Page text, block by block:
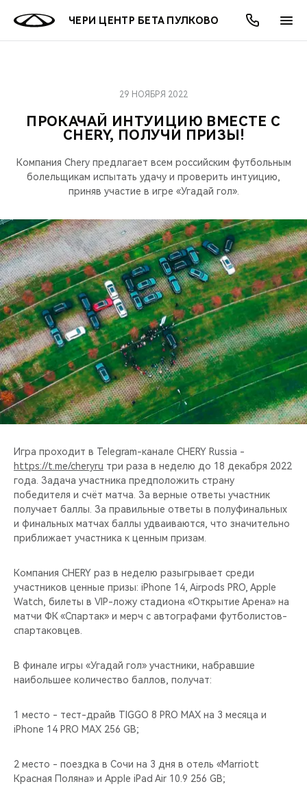
ЧЕРИ ЦЕНТР БЕТА ПУЛКОВО
МОДЕЛИ
ВСЕ МОДЕЛИ
КРОССОВЕРЫ
СЕДАНЫ
НОВИНКИ
ПОКУПАТЕЛЯМ
ВЫБОР И ПОКУПКА
КРЕДИТ И СТРАХОВАНИЕ
ВЛАДЕЛЬЦАМ
ЗАПЧАСТИ И АКСЕССУАРЫ
CHERY CONNECT
МИР CHERY
АКСЕССУАРЫ
О БРЕНДЕ
ЛЮДИ CHERY
БЛАГОТВОРИТЕЛЬНОСТЬ
CHERY REMOTE
CHERY И СПОРТ
НАШИ МЕРОПРИЯТИЯ
ВИДЕООБЗОРЫ
CHERY ДЛЯ ДЕТЕЙ
АКЦИИ
ВЫГОДЫ И АКЦИИ
ОНЛАЙН СЕРВИСЫ
ВЫБОР И ПОКУПКА
КРЕДИТ
О КОМПАНИИ
МЫ В СОЦСЕТЯХ
ПРОКАЧАЙ ИНТУИЦИЮ ВМЕСТЕ С
CHERY, ПОЛУЧИ ПРИЗЫ!
29 НОЯБРЯ 2022
Компания Chery предлагает всем российским футбольным
болельщикам испытать удачу и проверить интуицию,
приняв участие в игре «Угадай гол».
Игра проходит в Telegram-канале CHERY Russia -
https://t.me/cheryru три раза в неделю до 18 декабря 2022
года. Задача участника предположить страну
победителя и счёт матча. За верные ответы участник
получает баллы. За правильные ответы в полуфинальных
и финальных матчах баллы удваиваются, что значительно
приближает участника к ценным призам.
Компания CHERY раз в неделю разыгрывает среди
участников ценные призы: iPhone 14, Airpods PRO, Apple
Watch, билеты в VIP-ложу стадиона «Открытие Арена» на
матчи ФК «Спартак» и мерч с автографами футболистов-
спартаковцев.
В финале игры «Угадай гол» участники, набравшие
наибольшее количество баллов, получат:
1 место - тест-драйв TIGGO 8 PRO MAX на 3 месяца и
iPhone 14 PRO MAX 256 GB;
2 место - поездка в Сочи на 3 дня в отель «Marriott
Красная Поляна» и Apple iPad Air 10.9 256 GB;